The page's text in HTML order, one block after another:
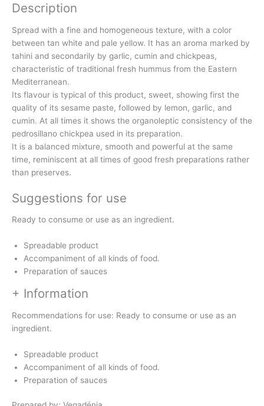
Description
Spread with a fine and homogeneous texture, with a color
between tan white and pale yellow. It has an aroma marked by
tahini and secondarily by garlic, cumin and chickpeas,
characteristic of traditional fresh hummus from the Eastern
Mediterranean.
Its flavour is typical of this product, sweet, showing first the
quality of its sesame paste, followed by lemon, garlic, and
cumin. At all times it shows the organoleptic consistency of the
pedrosillano chickpea used in its preparation.
It is a balanced mixture, smooth and powerful at the same
time, reminiscent at all times of good fresh preparations rather
than preserves.
Suggestions for use
Ready to consume or use as an ingredient.
Spreadable product
Accompaniment of all kinds of food.
Preparation of sauces
+ Information
Recommendations for use: Ready to consume or use as an
ingredient.
Spreadable product
Accompaniment of all kinds of food.
Preparation of sauces